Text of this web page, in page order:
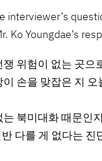
interviewer’s
Ko Youngdae’s
위험이 없는 곳으
이 손을 맞잡은 지 오
북미대화 때문인
다를 게 없다는 진